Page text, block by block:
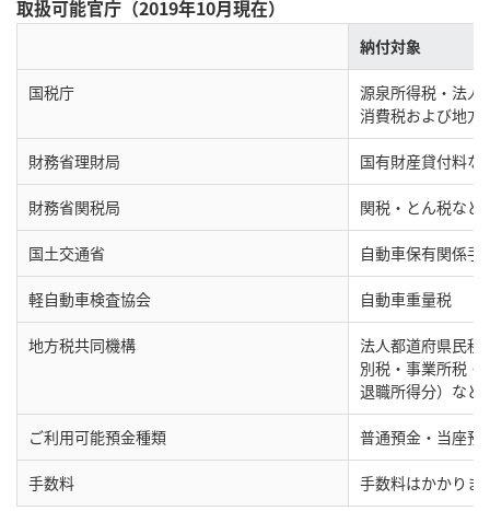
取扱可能官庁（2019年10月現在）
納付対象
国税庁
源泉所得税・法人
消費税および地方
財務省理財局 国有財産貸付料な
財務省関税局 関税・とん税など
国土交通省 自動車保有関係手
軽自動車検査協会 自動車重量税
地方税共同機構
法人都道府県民税
別税・事業所税・
退職所得分）など
ご利用可能預金種類 普通預金・当座預
手数料 手数料はかかりま